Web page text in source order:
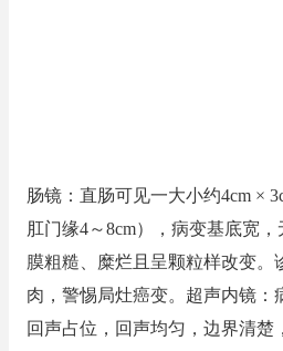
肠镜：直肠可见一大小约4cm ×
肛门缘4～8cm），病变基底宽
膜粗糙、糜烂且呈颗粒样改变。
肉，警惕局灶癌变。超声内镜：
回声占位，回声均匀，边界清楚